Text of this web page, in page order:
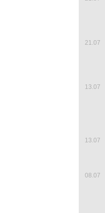
21.07
13.07
13.07
08.07